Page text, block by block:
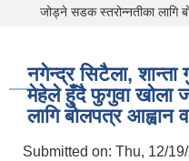
जोड्ने सडक स्तरोन्नतीका लागि
नगेन्द्र सिटैला,
मेहेले हुँदै फुगुवा खोला
लागि बोलपत्र
Submitted on: Thu, 12/